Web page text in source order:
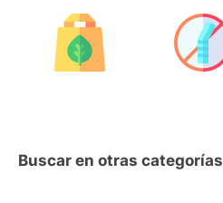
Buscar en otras categorías